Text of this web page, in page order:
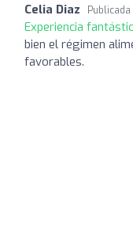
Celia Diaz Publicada
Experiencia
bien el régimen
favorables.